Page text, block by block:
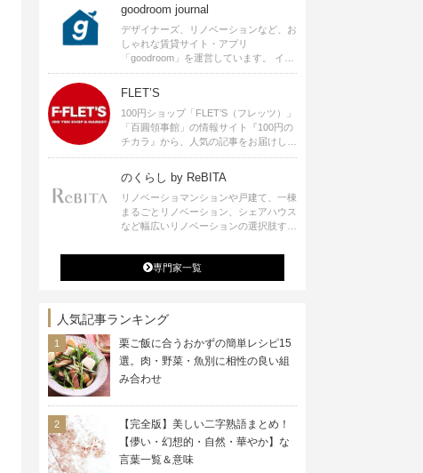
goodroom journal
デザイナーズ、リノベーションなど、お
しゃれな賃貸サイト・アプリ
「goodroom」を運営しています。 イン
テリアや、ひとり暮らし、ふたり暮らし
のアイディアなど、賃貸でも自分らしい
暮らしを楽しむためのヒントをお届けし
ます。
FLET’S
100円ショップ「FLET’S（フレッツ）」
「百圓領事館」の情報サイト『100円の
チカラ』から、人気の記事をお届けしま
す。
のくらし by ReBITA
リノベーショマンションや戸建て、一棟
まるごとリノベーション、シェアハウス
など幅広いリノベーションの選択肢すべ
ジ・シェアスペースなど、「住む」だけ
ではなく「働く」「遊ぶ」「学ぶ」「旅
する」といった領域でも、暮らしや生き
専門家一覧
人気記事ランキング
栗ご飯に合うおかずの簡単レシピ15
選。肉・野菜・魚別に相性の良い組
み合わせ
【完全版】美しい二字熟語まとめ！
【儚い・幻想的・自然・華やか】な
言葉一覧＆意味